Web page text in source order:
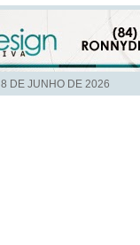
8 DE JUNHO DE 2026